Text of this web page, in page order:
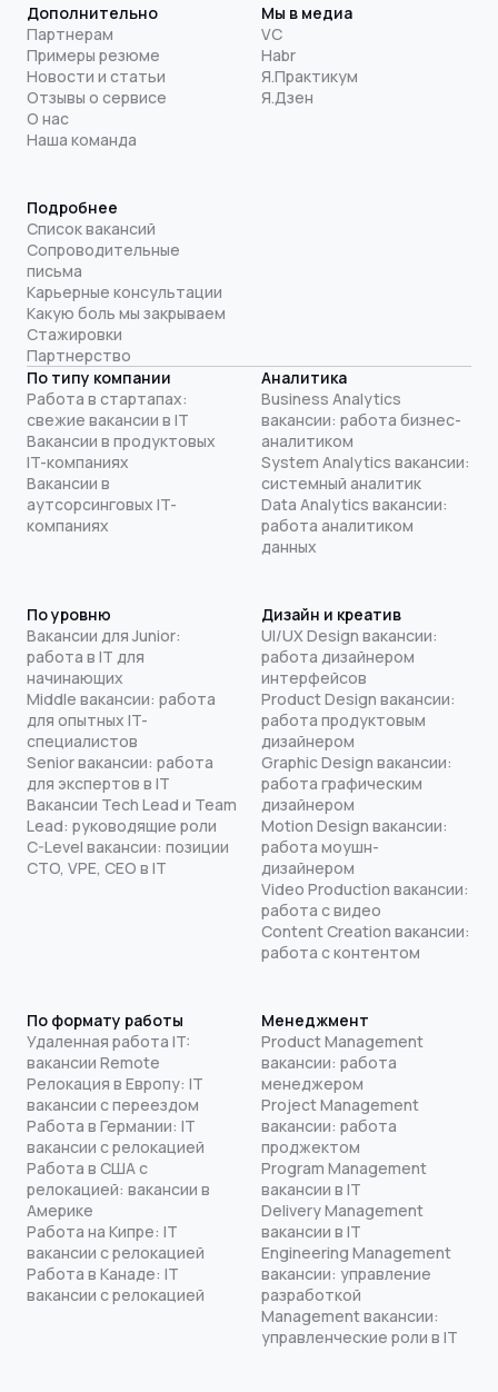
Дополнительно
Партнерам
Примеры резюме
Новости и статьи
Отзывы о сервисе
О нас
Наша команда
Мы в медиа
VC
Habr
Я.Практикум
Я.Дзен
Подробнее
Список вакансий
Сопроводительные
письма
Карьерные консультации
Какую боль мы закрываем
Стажировки
Партнерство
По типу компании
Работа в стартапах:
свежие вакансии в IT
Вакансии в продуктовых
IT-компаниях
Вакансии в
аутсорсинговых IT-
компаниях
Аналитика
Business Analytics
вакансии: работа бизнес-
аналитиком
System Analytics вакансии:
системный аналитик
Data Analytics вакансии:
работа аналитиком
данных
По уровню
Вакансии для Junior:
работа в IT для
начинающих
Middle вакансии: работа
для опытных IT-
специалистов
Senior вакансии: работа
для экспертов в IT
Вакансии Tech Lead и Team
Lead: руководящие роли
C-Level вакансии: позиции
CTO, VPE, CEO в IT
Дизайн и креатив
UI/UX Design вакансии:
работа дизайнером
интерфейсов
Product Design вакансии:
работа продуктовым
дизайнером
Graphic Design вакансии:
работа графическим
дизайнером
Motion Design вакансии:
работа моушн-
дизайнером
Video Production вакансии:
работа с видео
Content Creation вакансии:
работа с контентом
По формату работы
Удаленная работа IT:
вакансии Remote
Релокация в Европу: IT
вакансии с переездом
Работа в Германии: IT
вакансии с релокацией
Работа в США с
релокацией: вакансии в
Америке
Работа на Кипре: IT
вакансии с релокацией
Работа в Канаде: IT
вакансии с релокацией
Менеджмент
Product Management
вакансии: работа
менеджером
Project Management
вакансии: работа
проджектом
Program Management
вакансии в IT
Delivery Management
вакансии в IT
Engineering Management
вакансии: управление
разработкой
Management вакансии:
управленческие роли в IT